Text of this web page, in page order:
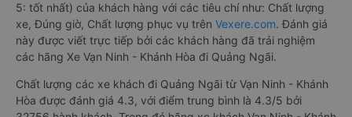
5: tốt nhất) của khách hàng với các tiêu chí như: Chất lượng
xe, Đúng giờ, Chất lượng phục vụ trên Vexere.com. Đánh giá
này được viết trực tiếp bởi các khách hàng đã trải nghiệm
các hãng Xe Vạn Ninh - Khánh Hòa đi Quảng Ngãi.
Chất lượng các xe khách đi Quảng Ngãi từ Vạn Ninh - Khánh
Hòa được đánh giá 4.3, với điểm trung bình là 4.3/5 bởi